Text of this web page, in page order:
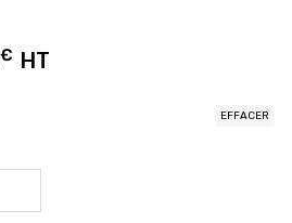
€ HT
EFFACER